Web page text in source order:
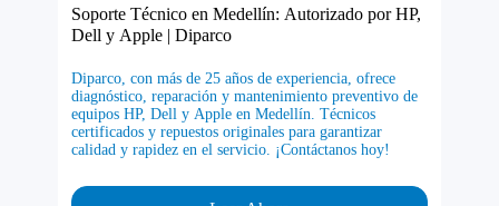
Soporte Técnico en Medellín: Autorizado por HP,
Dell y Apple | Diparco
Diparco, con más de 25 años de experiencia, ofrece
diagnóstico, reparación y mantenimiento preventivo de
equipos HP, Dell y Apple en Medellín. Técnicos
certificados y repuestos originales para garantizar
calidad y rapidez en el servicio. ¡Contáctanos hoy!